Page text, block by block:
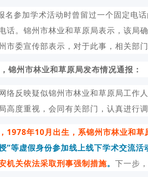
名参加学术活动时曾留过一个固定电
话。锦州市林业和草原局表示，该局
市委宣传部表示，对于此事，相关部门
锦州市林业和草原局发布情况通报：
络反映疑似锦州市林业和草原局工作
高度重视，会同有关部门，认真进行
1978年10月出生，系锦州市林业和草
”等虚假身份参加线上线下学术交流活
机关依法采取刑事强制措施。 下一步